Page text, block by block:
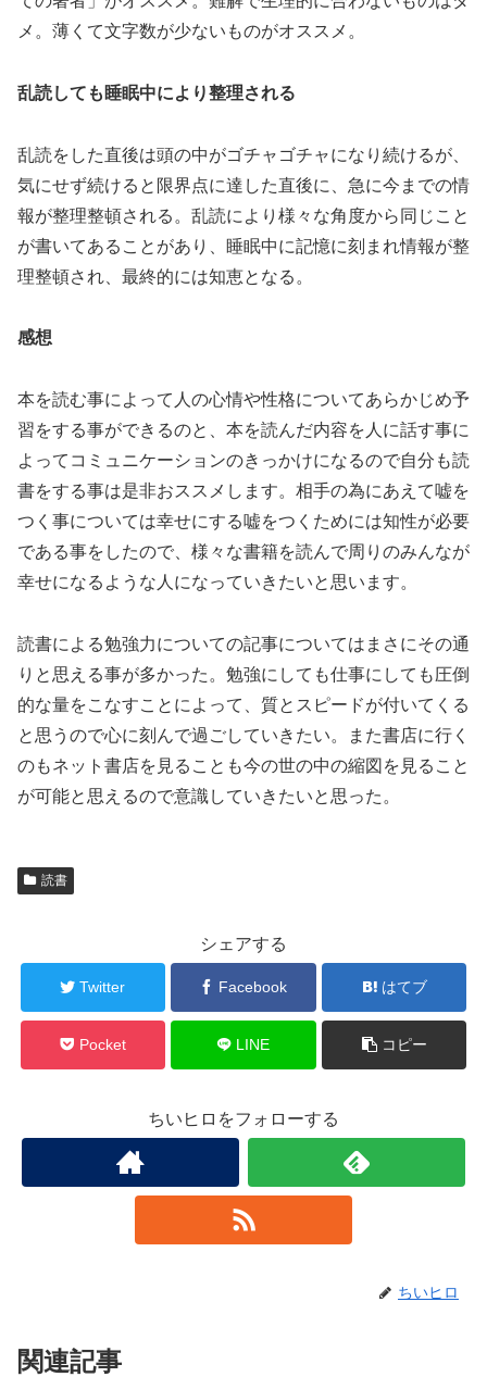
メ。薄くて文字数が少ないものがオススメ。
乱読しても睡眠中により整理される
乱読をした直後は頭の中がゴチャゴチャになり続けるが、
気にせず続けると限界点に達した直後に、急に今までの情
報が整理整頓される。乱読により様々な角度から同じこと
が書いてあることがあり、睡眠中に記憶に刻まれ情報が整
理整頓され、最終的には知恵となる。
感想
本を読む事によって人の心情や性格についてあらかじめ予
習をする事ができるのと、本を読んだ内容を人に話す事に
よってコミュニケーションのきっかけになるので自分も読
書をする事は是非おススメします。相手の為にあえて嘘を
つく事については幸せにする嘘をつくためには知性が必要
である事をしたので、様々な書籍を読んで周りのみんなが
幸せになるような人になっていきたいと思います。
読書による勉強力についての記事についてはまさにその通
りと思える事が多かった。勉強にしても仕事にしても圧倒
的な量をこなすことによって、質とスピードが付いてくる
と思うので心に刻んで過ごしていきたい。また書店に行く
のもネット書店を見ることも今の世の中の縮図を見ること
が可能と思えるので意識していきたいと思った。
読書
シェアする
Twitter Facebook はてブ
Pocket LINE コピー
ちいヒロをフォローする
ちいヒロ
関連記事